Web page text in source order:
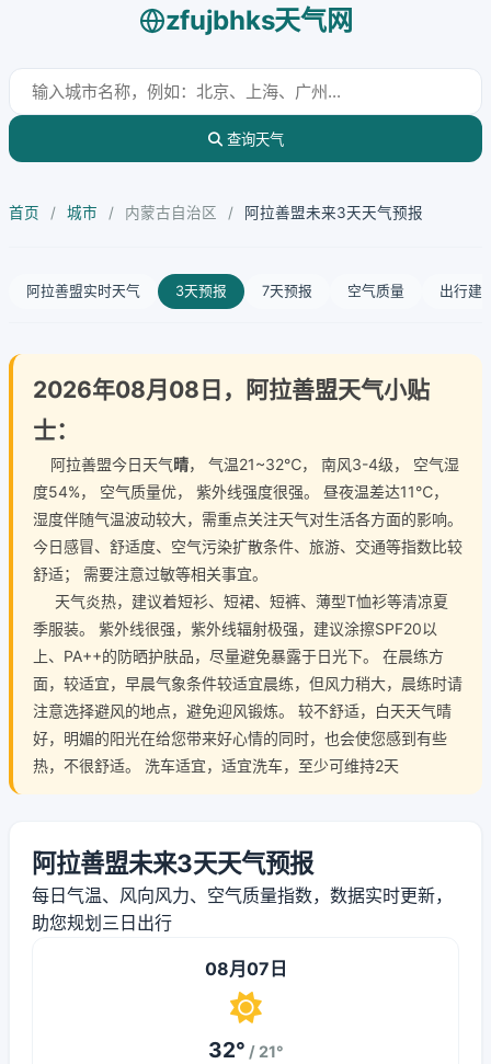
zfujbhks天气网
查询天气
首页 / 城市 / 内蒙古自治区 / 阿拉善盟未来3天天气预报
阿拉善盟实时天气 3天预报 7天预报 空气质量 出行建
2026年08月08日，阿拉善盟天气小贴
士：
阿拉善盟今日天气晴， 气温21~32℃， 南风3-4级， 空气湿
度54%， 空气质量优， 紫外线强度很强。 昼夜温差达11℃，
湿度伴随气温波动较大，需重点关注天气对生活各方面的影响。
今日感冒、舒适度、空气污染扩散条件、旅游、交通等指数比较
舒适； 需要注意过敏等相关事宜。
天气炎热，建议着短衫、短裙、短裤、薄型T恤衫等清凉夏
季服装。 紫外线很强，紫外线辐射极强，建议涂擦SPF20以
上、PA++的防晒护肤品，尽量避免暴露于日光下。 在晨练方
面，较适宜，早晨气象条件较适宜晨练，但风力稍大，晨练时请
注意选择避风的地点，避免迎风锻炼。 较不舒适，白天天气晴
好，明媚的阳光在给您带来好心情的同时，也会使您感到有些
热，不很舒适。 洗车适宜，适宜洗车，至少可维持2天
阿拉善盟未来3天天气预报
每日气温、风向风力、空气质量指数，数据实时更新，
助您规划三日出行
08月07日
32° / 21°